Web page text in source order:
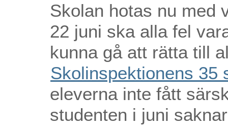
Skolan hotas nu med
22 juni ska alla fel
kunna gå att rätta till
Skolinspektionens 35
eleverna inte fått
studenten i juni